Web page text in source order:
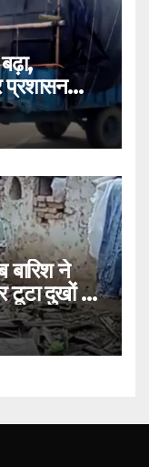
प्रशासन
बारिश ने
टूटा दुखों का